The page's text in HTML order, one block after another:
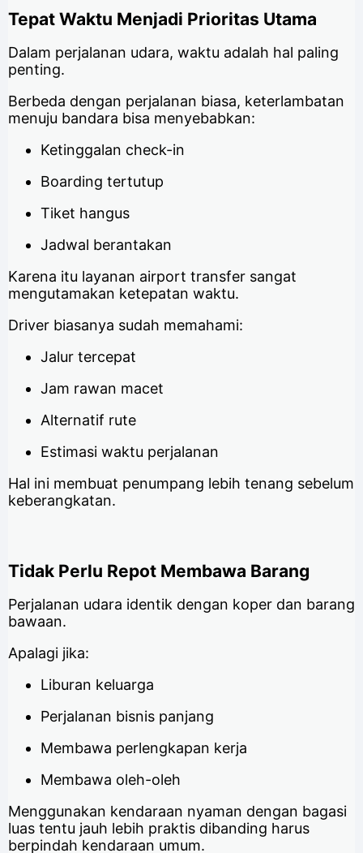
Tepat Waktu Menjadi Prioritas Utama
Dalam perjalanan udara, waktu adalah hal paling
penting.
Berbeda dengan perjalanan biasa, keterlambatan
menuju bandara bisa menyebabkan:
Ketinggalan check-in
Boarding tertutup
Tiket hangus
Jadwal berantakan
Karena itu layanan airport transfer sangat
mengutamakan ketepatan waktu.
Driver biasanya sudah memahami:
Jalur tercepat
Jam rawan macet
Alternatif rute
Estimasi waktu perjalanan
Hal ini membuat penumpang lebih tenang sebelum
keberangkatan.
Tidak Perlu Repot Membawa Barang
Perjalanan udara identik dengan koper dan barang
bawaan.
Apalagi jika:
Liburan keluarga
Perjalanan bisnis panjang
Membawa perlengkapan kerja
Membawa oleh-oleh
Menggunakan kendaraan nyaman dengan bagasi
luas tentu jauh lebih praktis dibanding harus
berpindah kendaraan umum.